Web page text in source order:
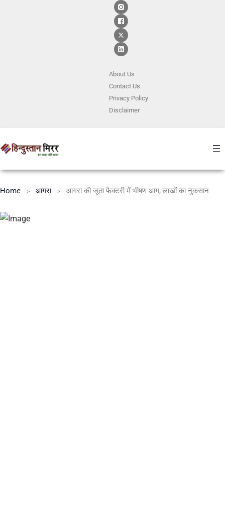
About Us
ContactUs
Privacy Policy
Disclaimer
Home आगरा आगरा की जूता फैक्टरी में भीषण आग, लाखों का नुकसान